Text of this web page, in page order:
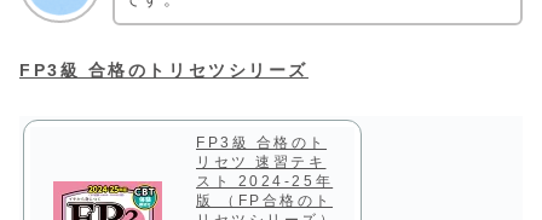
FP3級 合格のトリセツシリーズ
FP3級 合格のト
リセツ 速習テキ
スト 2024-25年
版 （FP合格のト